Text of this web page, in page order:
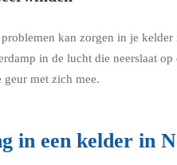
kan zorgen in je
in de lucht die neerslaat
met zich mee.
in een kelder in